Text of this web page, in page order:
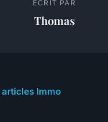
ECRIT PAR
Thomas
Immo